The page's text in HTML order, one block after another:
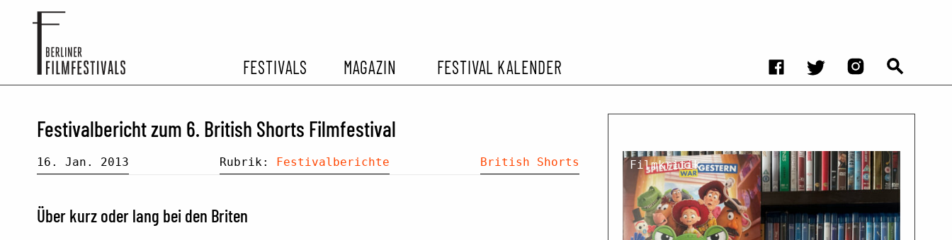
FESTIVALS
ARCHIV EHEMALIGER FILMFESTIVALS
MAGAZIN
FESTIVALBERICHTE
FESTIVAL KALENDER
Festivalbericht zum 6. British Shorts Filmfestival
16. Jan. 2013 Rubrik: Festivalberichte British Shorts
Über kurz oder lang bei den Briten
Filmkritik